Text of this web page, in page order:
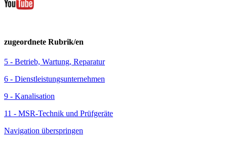
zugeordnete Rubrik/en
5 - Betrieb, Wartung, Reparatur
6 - Dienstleistungsunternehmen
9 - Kanalisation
11 - MSR-Technik und Prüfgeräte
Navigation überspringen